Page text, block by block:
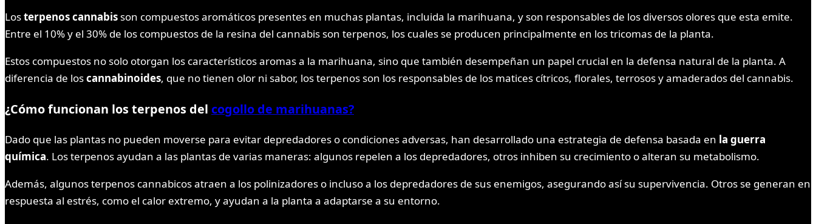
Losterpenos cannabisson compuestos aromáticos presentes en muchas plantas, incluida la marihuana, y son responsables de los diversos olores que esta emite.
Entre el 10% y el 30% de los compuestos de la resina del cannabis son terpenos, los cuales se producen principalmente en los tricomas de la planta.
Estos compuestos no solo otorgan los característicos aromas a la marihuana, sino que también desempeñan un papel crucial en la defensa natural de la planta. A
diferencia de loscannabinoides, que no tienen olor ni sabor, los terpenos son los responsables de los matices cítricos, florales, terrosos y amaderados del cannabis.
¿Cómo funcionan los terpenos del cogollo de marihuanas?
Dado que las plantas no pueden moverse para evitar depredadores o condiciones adversas, han desarrollado una estrategia de defensa basada en la guerra
química. Los terpenos ayudan a las plantas de varias maneras: algunos repelen a los depredadores, otros inhiben su crecimiento o alteran su metabolismo.
Además, algunos terpenos cannabicos atraen a los polinizadores o incluso a los depredadores de sus enemigos, asegurando así su supervivencia. Otros se generan en
respuesta al estrés, como el calor extremo, y ayudan a la planta a adaptarse a su entorno.